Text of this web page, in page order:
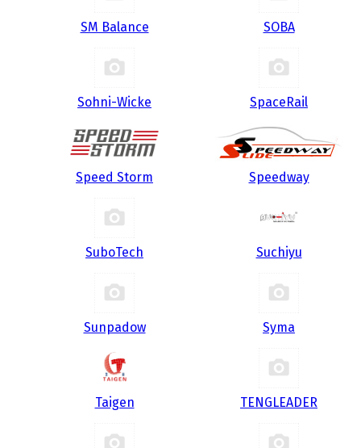
SM Balance SOBA
Sohni-Wicke SpaceRail
Speed Storm Speedway
SuboTech Suchiyu
Sunpadow Syma
Taigen TENGLEADER